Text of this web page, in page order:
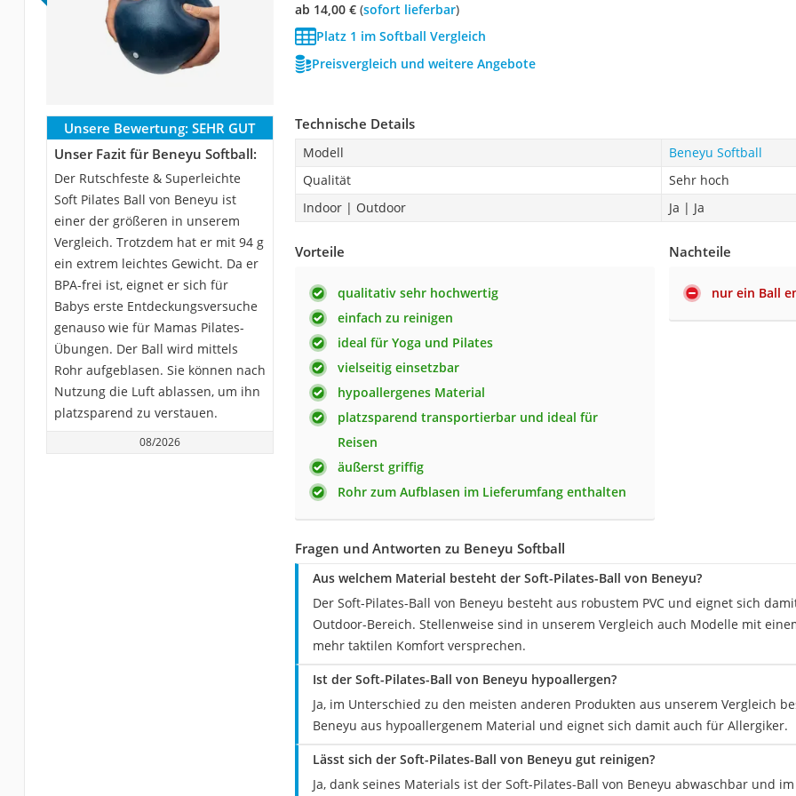
ab 14,00 €( Sofort lieferbar)
Platz 1 im Softball Vergleich
Preisvergleich und weitere Angebote
Unsere Bewertung: SEHR GUT
Unser Fazit für Beneyu Softball:
Der Rutschfeste & Superleichte
Soft Pilates Ball von Beneyu ist
einer der größeren in unserem
Vergleich. Trotzdem hat er mit 94 g
ein extrem leichtes Gewicht. Da er
BPA-frei ist, eignet er sich für
Babys erste Entdeckungsversuche
genauso wie für Mamas Pilates-
Übungen. Der Ball wird mittels
Rohr aufgeblasen. Sie können nach
Nutzung die Luft ablassen, um ihn
platzsparend zu verstauen.
08/2026
Technische Details
Modell
Beneyu Softball
Qualität
Sehr hoch
Indoor | Outdoor
Ja | Ja
Vorteile
qualitativ sehr hochwertig
einfach zu reinigen
ideal für Yoga und Pilates
vielseitig einsetzbar
hypoallergenes Material
platzsparend transportierbar und ideal für
Reisen
äußerst griffig
Rohr zum Aufblasen im Lieferumfang enthalten
Nachteile
nur ein Ball
Fragen und Antworten zu Beneyu Softball
Aus welchem Material besteht der Soft-Pilates-Ball von Beneyu?
Der Soft-Pilates-Ball von Beneyu besteht aus robustem PVC und eignet sich
Outdoor-Bereich. Stellenweise sind in unserem Vergleich auch Modelle mit
mehr taktilen Komfort versprechen.
Ist der Soft-Pilates-Ball von Beneyu hypoallergen?
Ja, im Unterschied zu den meisten anderen Produkten aus unserem Vergleich
Beneyu aus hypoallergenem Material und eignet sich damit auch für Allergiker.
Lässt sich der Soft-Pilates-Ball von Beneyu gut reinigen?
Ja, dank seines Materials ist der Soft-Pilates-Ball von Beneyu abwaschbar und